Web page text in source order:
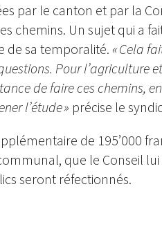
par le canton et par la
chemins. Un sujet qui a
de sa temporalité. « Cela
Pour l’agriculture
de faire ces chemins,
l’étude » précise le
de 195’000
que le Conseil
seront réfectionnés.